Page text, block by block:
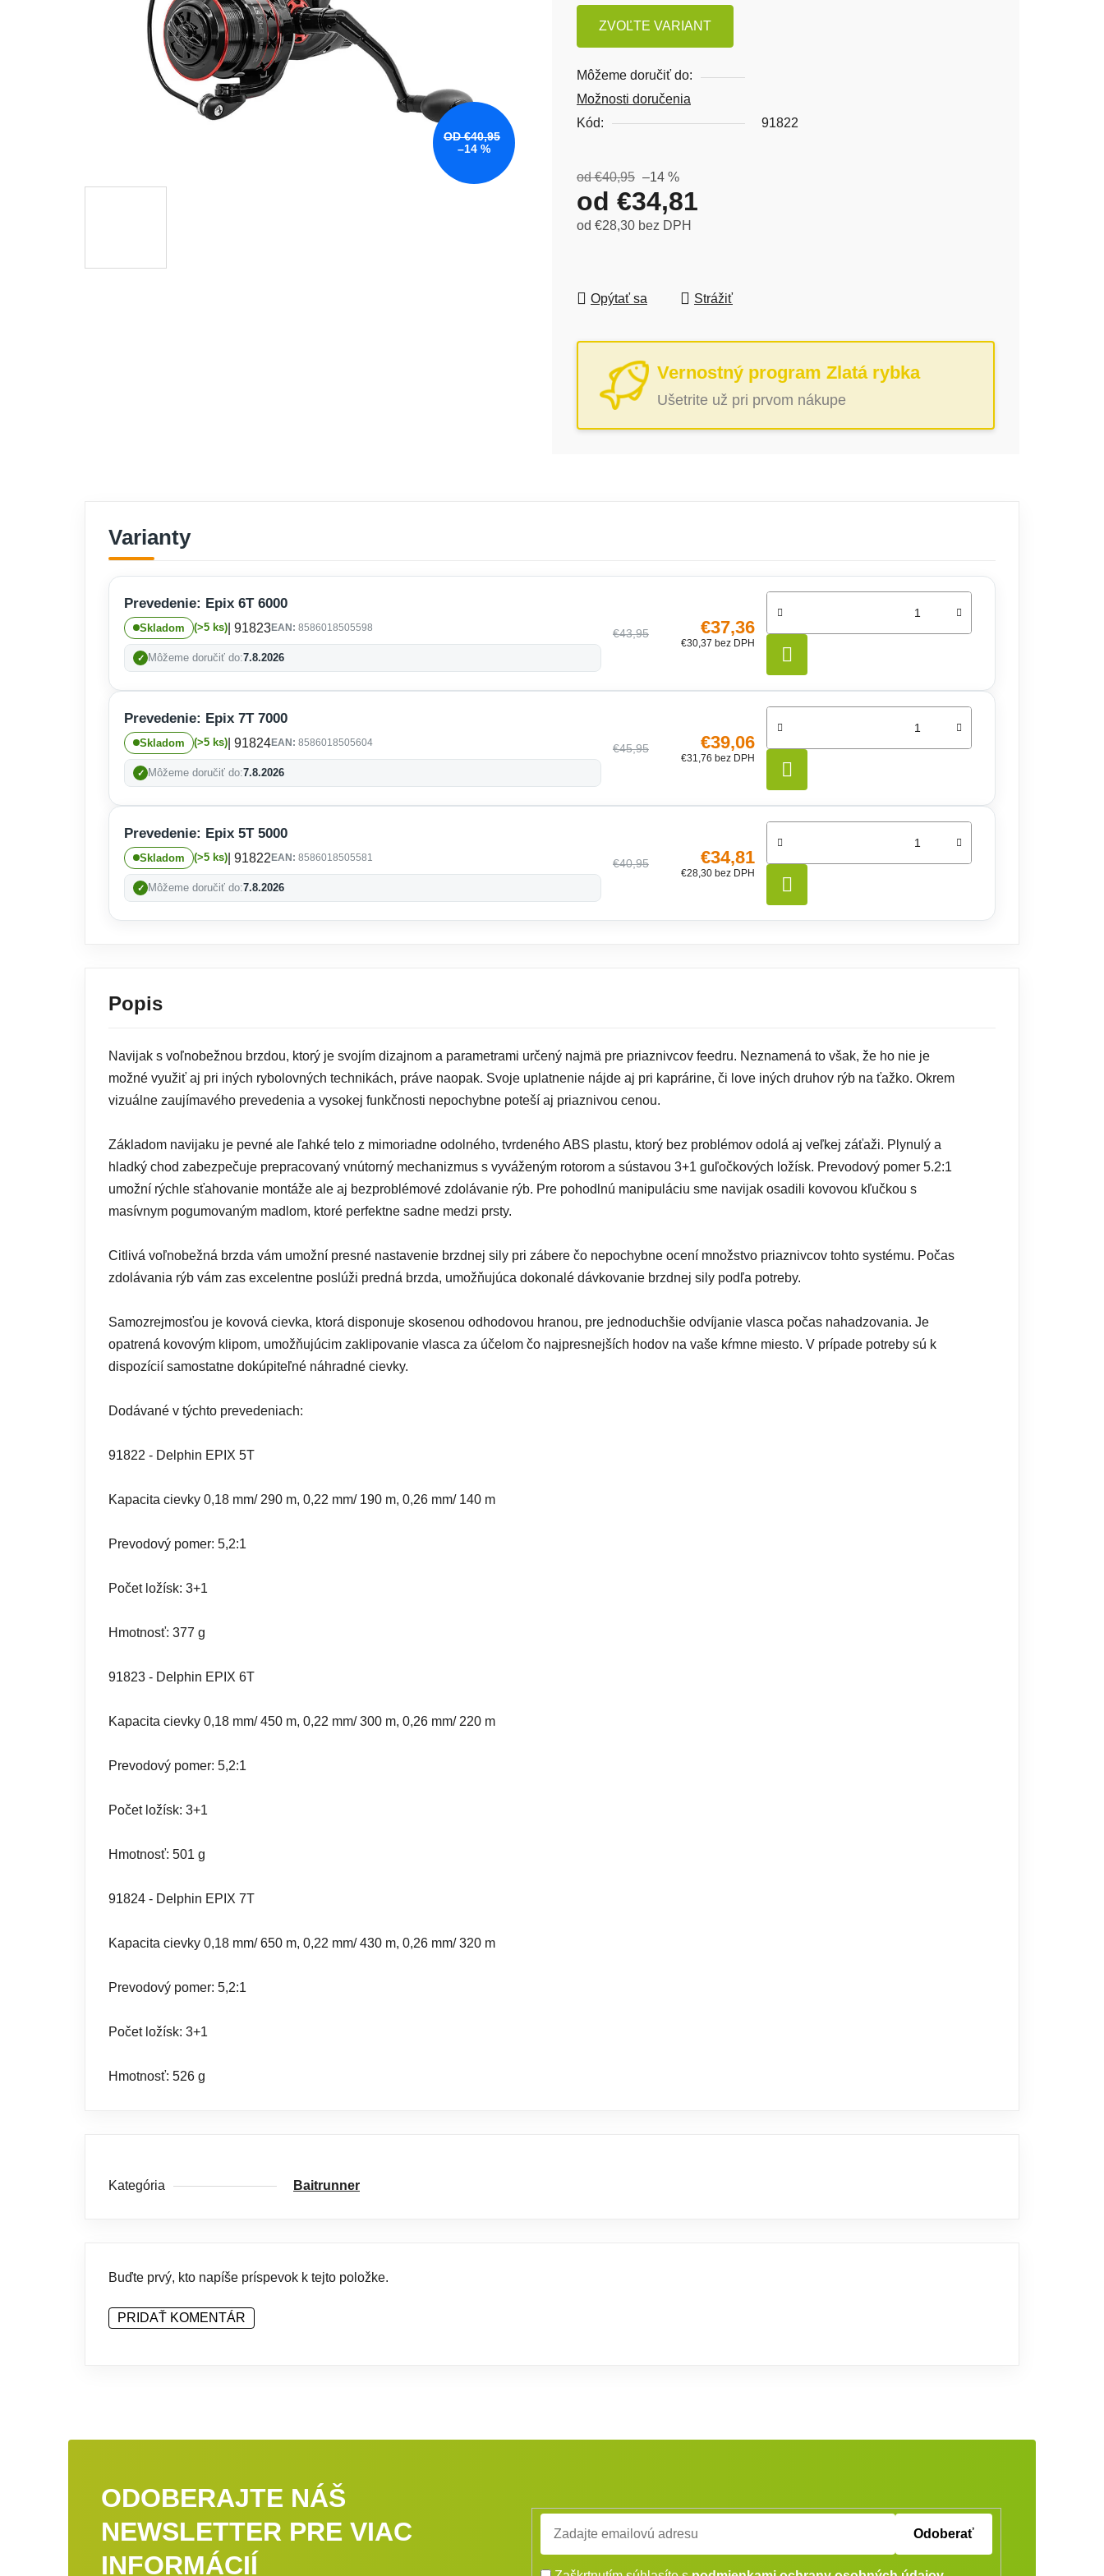
ZVOĽTE VARIANT
Môžeme doručiť do:
Možnosti doručenia
Kód:
91822
od €40,95 –14 %
od €34,81
od €28,30 bez DPH
Opýtať sa Strážiť
Vernostný program Zlatá rybka
Ušetrite už pri prvom nákupe
OD €40,95
–14 %
Varianty
Prevedenie: Epix 6T 6000
Skladom (>5 ks) | 91823EAN: 8586018505598
Môžeme doručiť do:7.8.2026
€43,95 €37,36
€30,37 bez DPH
Prevedenie: Epix 7T 7000
Skladom (>5 ks) | 91824EAN: 8586018505604
Môžeme doručiť do:7.8.2026
€45,95 €39,06
€31,76 bez DPH
Prevedenie: Epix 5T 5000
Skladom (>5 ks) | 91822 EAN: 8586018505581
Môžeme doručiť do:7.8.2026
€40,95 €34,81
€28,30 bez DPH
Popis
Navijak s voľnobežnou brzdou, ktorý je svojím dizajnom a parametrami určený najmä pre priaznivcov feedru. Neznamená to však, že ho nie je
možné využiť aj pri iných rybolovných technikách, práve naopak. Svoje uplatnenie nájde aj pri kaprárine, či love iných druhov rýb na ťažko. Okrem
vizuálne zaujímavého prevedenia a vysokej funkčnosti nepochybne poteší aj priaznivou cenou.
Základom navijaku je pevné ale ľahké telo z mimoriadne odolného, tvrdeného ABS plastu, ktorý bez problémov odolá aj veľkej záťaži. Plynulý a
hladký chod zabezpečuje prepracovaný vnútorný mechanizmus s vyváženým rotorom a sústavou 3+1 guľočkových ložísk. Prevodový pomer 5.2:1
umožní rýchle sťahovanie montáže ale aj bezproblémové zdolávanie rýb. Pre pohodlnú manipuláciu sme navijak osadili kovovou kľučkou s
masívnym pogumovaným madlom, ktoré perfektne sadne medzi prsty.
Citlivá voľnobežná brzda vám umožní presné nastavenie brzdnej sily pri zábere čo nepochybne ocení množstvo priaznivcov tohto systému. Počas
zdolávania rýb vám zas excelentne poslúži predná brzda, umožňujúca dokonalé dávkovanie brzdnej sily podľa potreby.
Samozrejmosťou je kovová cievka, ktorá disponuje skosenou odhodovou hranou, pre jednoduchšie odvíjanie vlasca počas nahadzovania. Je
opatrená kovovým klipom, umožňujúcim zaklipovanie vlasca za účelom čo najpresnejších hodov na vaše kŕmne miesto. V prípade potreby sú k
dispozícií samostatne dokúpiteľné náhradné cievky.
Dodávané v týchto prevedeniach:
91822 - Delphin EPIX 5T
Kapacita cievky 0,18 mm/ 290 m, 0,22 mm/ 190 m, 0,26 mm/ 140 m
Prevodový pomer: 5,2:1
Počet ložísk: 3+1
Hmotnosť: 377 g
91823 - Delphin EPIX 6T
Kapacita cievky 0,18 mm/ 450 m, 0,22 mm/ 300 m, 0,26 mm/ 220 m
Prevodový pomer: 5,2:1
Počet ložísk: 3+1
Hmotnosť: 501 g
91824 - Delphin EPIX 7T
Kapacita cievky 0,18 mm/ 650 m, 0,22 mm/ 430 m, 0,26 mm/ 320 m
Prevodový pomer: 5,2:1
Počet ložísk: 3+1
Hmotnosť: 526 g
Kategória Baitrunner
Buďte prvý, kto napíše príspevok k tejto položke.
PRIDAŤ KOMENTÁR
ODOBERAJTE NÁŠ
NEWSLETTER PRE VIAC
INFORMÁCIÍ
Odoberať